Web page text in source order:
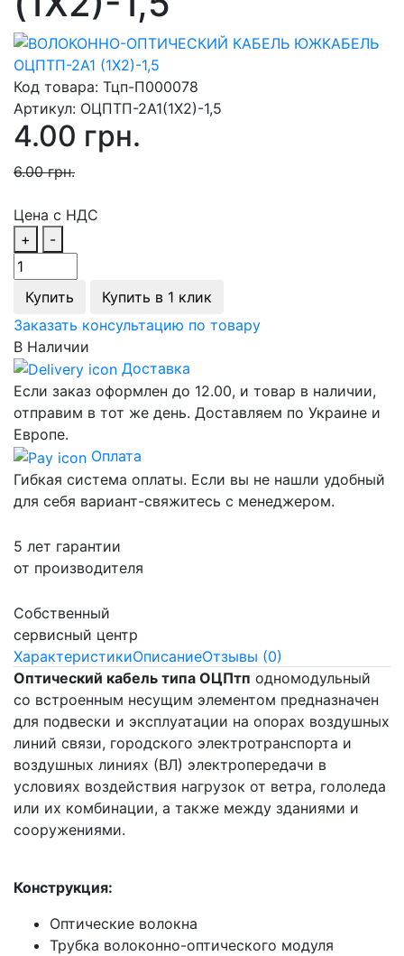
Код товара: Тцп-П000078
Артикул: ОЦПТП-2А1(1Х2)-1,5
4.00 грн.
6.00 грн.
Цена с НДС
+
-
Купить
Купить в 1 клик
Заказать консультацию по товару
В Наличии
Доставка
Если заказ оформлен до 12.00, и товар в наличии,
отправим в тот же день. Доставляем по Украине и
Европе.
Оплата
Гибкая система оплаты. Если вы не нашли удобный
для себя вариант-свяжитесь с менеджером.
5 лет гарантии
от производителя
Собственный
сервисный центр
ХарактеристикиОписаниеОтзывы (0)
Оптический кабель типа ОЦПтп одномодульный
со встроенным несущим элементом предназначен
для подвески и эксплуатации на опорах воздушных
линий связи, городского электротранспорта и
воздушных линиях (ВЛ) электропередачи в
условиях воздействия нагрузок от ветра, гололеда
или их комбинации, а также между зданиями и
сооружениями.
Конструкция:
Оптические волокна
Трубка волоконно-оптического модуля